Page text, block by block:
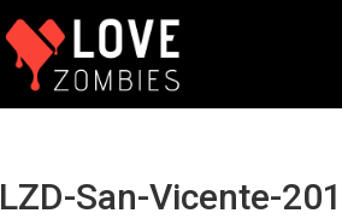
LZD-San-Vicente-